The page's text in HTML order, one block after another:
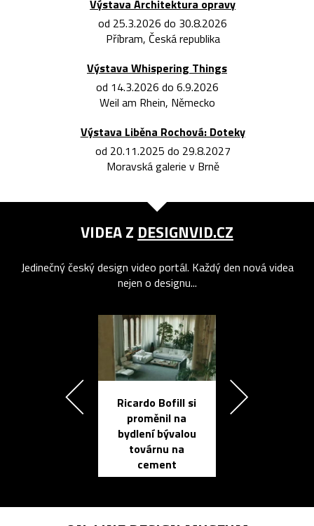
Výstava Architektura opravy
od 25.3.2026 do 30.8.2026
Příbram, Česká republika
Výstava Whispering Things
od 14.3.2026 do 6.9.2026
Weil am Rhein, Německo
Výstava Liběna Rochová: Doteky
od 20.11.2025 do 29.8.2027
Moravská galerie v Brně
VIDEA Z DESIGNVID.CZ
Jedinečný český design video portál. Každý den nová videa
nejen o designu...
Ricardo Bofill si
proměnil na
bydlení bývalou
továrnu na
cement